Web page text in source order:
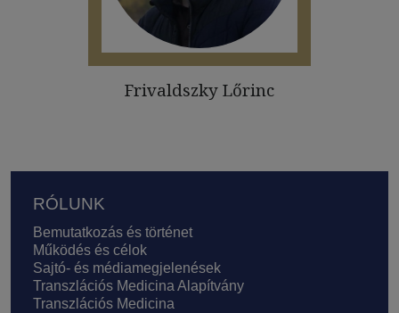
Frivaldszky Lőrinc
Lábléc
RÓLUNK
Bemutatkozás és történet
Működés és célok
Sajtó- és médiamegjelenések
Transzlációs Medicina Alapítvány
Transzlációs Medicina